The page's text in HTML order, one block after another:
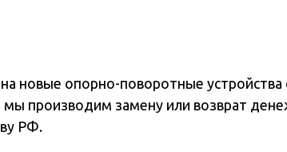
новые опорно-поворотные устройства
мы производим замену или возврат
РФ.